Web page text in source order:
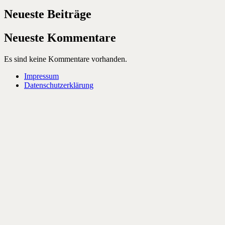
Neueste Beiträge
Neueste Kommentare
Es sind keine Kommentare vorhanden.
Impressum
Datenschutzerklärung